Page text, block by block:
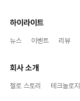
하이라이트
뉴스 이벤트 리뷰
회사 소개
첼로 스토리 테크놀로지